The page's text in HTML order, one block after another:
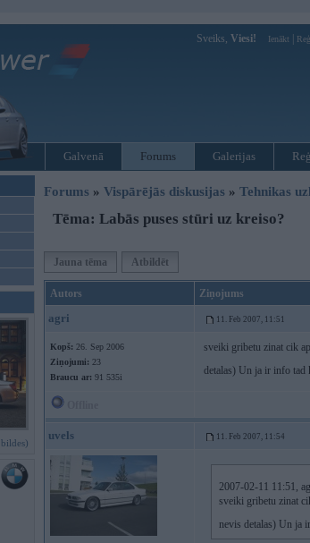
Sveiks, Viesi! Ienākt
Galvenā Forums Galerijas
Forums » Vispārējās diskusijas » Tehnikas
Tēma: Labās puses stūri uz kreiso?
Jauna tēma Atbildēt
Autors Ziņojums
agri 11. Feb 2007, 11:51
Kopš: 26. Sep 2006
Ziņojumi: 23
Braucu ar: 91 535i
sveiki gribetu zinat cik
detalas) Un ja ir info tad
uvels 11. Feb 2007, 11:54
2007-02-11 11:51,
sveiki gribetu zinat
nevis detalas) Un ja